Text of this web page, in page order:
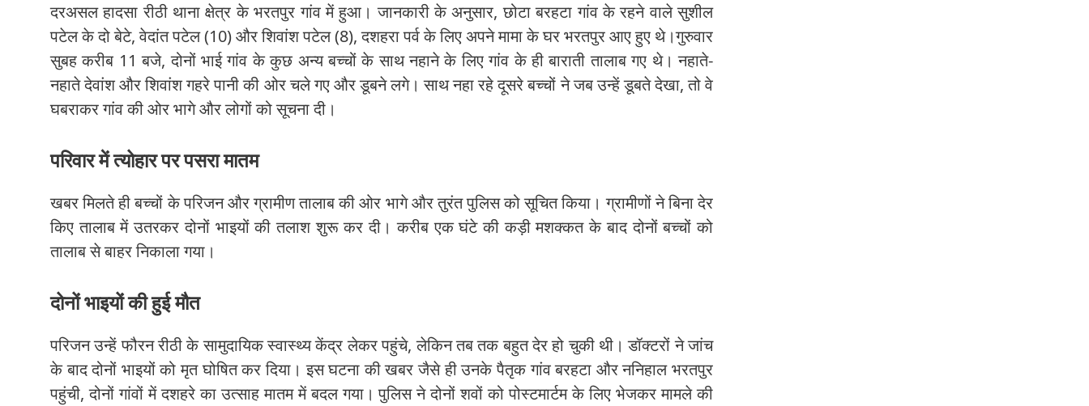
दरअसल हादसा रीठी थाना क्षेत्र के भरतपुर गांव में हुआ। जानकारी के अनुसार, छोटा बरहटा गांव के रहने वाले सुशील
पटेल के दो बेटे, वेदांत पटेल (10) और शिवांश पटेल (8), दशहरा पर्व के लिए अपने मामा के घर भरतपुर आए हुए थे।गुरुवार
सुबह करीब 11 बजे, दोनों भाई गांव के कुछ अन्य बच्चों के साथ नहाने के लिए गांव के ही बाराती तालाब गए थे। नहाते-
नहाते देवांश और शिवांश गहरे पानी की ओर चले गए और डूबने लगे। साथ नहा रहे दूसरे बच्चों ने जब उन्हें डूबते देखा, तो वे
घबराकर गांव की ओर भागे और लोगों को सूचना दी।
परिवार में त्योहार पर पसरा मातम
खबर मिलते ही बच्चों के परिजन और ग्रामीण तालाब की ओर भागे और तुरंत पुलिस को सूचित किया। ग्रामीणों ने बिना देर
किए तालाब में उतरकर दोनों भाइयों की तलाश शुरू कर दी। करीब एक घंटे की कड़ी मशक्कत के बाद दोनों बच्चों को
तालाब से बाहर निकाला गया।
दोनों भाइयों की हुई मौत
परिजन उन्हें फौरन रीठी के सामुदायिक स्वास्थ्य केंद्र लेकर पहुंचे, लेकिन तब तक बहुत देर हो चुकी थी। डॉक्टरों ने जांच
के बाद दोनों भाइयों को मृत घोषित कर दिया। इस घटना की खबर जैसे ही उनके पैतृक गांव बरहटा और ननिहाल भरतपुर
पहुंची, दोनों गांवों में दशहरे का उत्साह मातम में बदल गया। पुलिस ने दोनों शवों को पोस्टमार्टम के लिए भेजकर मामले की